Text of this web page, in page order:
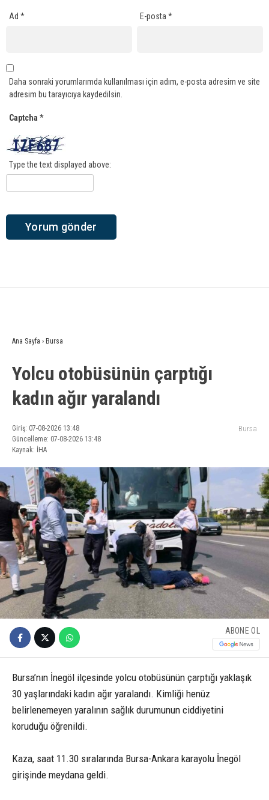
Ad * E-posta*
Daha sonraki yorumlarımda kullanılması için adım, e-posta adresim ve site
adresim bu tarayıcıya kaydedilsin.
Captcha *
Type the text displayed above:
Ana Sayfa › Bursa
Yolcu otobüsünün çarptığı
kadın ağır yaralandı
Giriş: 07-08-2026 13:48
Güncelleme: 07-08-2026 13:48
Kaynak: İHA
Bursa
ABONE OL
Bursa’nın İnegöl ilçesinde yolcu otobüsünün çarptığı yaklaşık
30 yaşlarındaki kadın ağır yaralandı. Kimliği henüz
belirlenemeyen yaralının sağlık durumunun ciddiyetini
koruduğu öğrenildi.
Kaza, saat 11.30 sıralarında Bursa-Ankara karayolu İnegöl
girişinde meydana geldi.